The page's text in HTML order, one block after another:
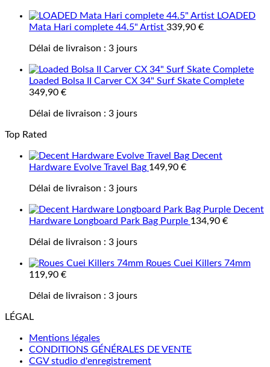
LOADED
Mata Hari complete 44.5" Artist 339,90 €
Délai de livraison : 3 jours
Loaded Bolsa II Carver CX 34" Surf Skate Complete
349,90 €
Délai de livraison : 3 jours
Top Rated
Decent
Hardware Evolve Travel Bag 149,90 €
Délai de livraison : 3 jours
Decent
Hardware Longboard Park Bag Purple 134,90 €
Délai de livraison : 3 jours
Roues Cuei Killers 74mm
119,90 €
Délai de livraison : 3 jours
LÉGAL
Mentions légales
CONDITIONS GÉNÉRALES DE VENTE
CGV studio d'enregistrement